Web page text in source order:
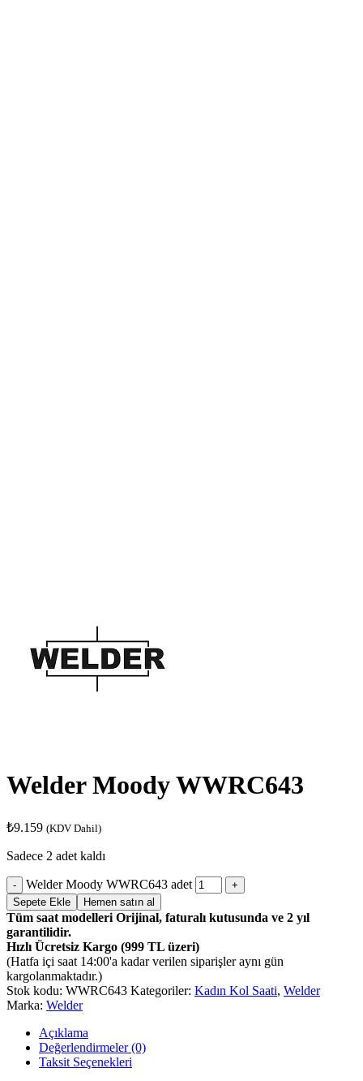
Welder Moody WWRC643
₺9.159 (KDV Dahil)
Sadece 2 adet kaldı
Welder Moody WWRC643 adet
Sepete Ekle Hemen satın al
Tüm saat modelleri Orijinal, faturalı kutusunda ve 2 yıl
garantilidir.
Hızlı Ücretsiz Kargo (999 TL üzeri)
(Hatfa içi saat 14:00'a kadar verilen siparişler aynı gün
kargolanmaktadır.)
Stok kodu: WWRC643 Kategoriler: Kadın Kol Saati, Welder
Marka: Welder
Açıklama
Değerlendirmeler (0)
Taksit Seçenekleri